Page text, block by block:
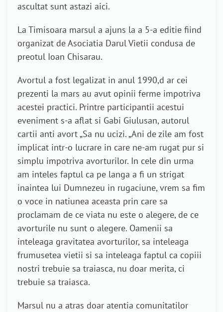
ascultat sunt astazi aici.
La Timisoara marsul a ajuns la a 5-a editie fiind
organizat de Asociatia Darul Vietii condusa de
preotul Ioan Chisarau.
Avortul a fost legalizat in anul 1990,d ar cei
prezenti la mars au avut opinii ferme impotriva
acestei practici. Printre participantii acestui
eveniment s-a aflat si Gabi Giulusan, autorul
cartii anti avort „Sa nu ucizi. „Ani de zile am fost
implicat intr-o lucrare in care ne-am rugat pur si
simplu impotriva avorturilor. In cele din urma
am inteles faptul ca pe langa a fi un strigat
inaintea lui Dumnezeu in rugaciune, vrem sa fim
o voce in natiunea aceasta prin care sa
proclamam de ce viata nu este o alegere, de ce
avorturile nu sunt o alegere. Oamenii sa
inteleaga gravitatea avorturilor, sa inteleaga
frumusetea vietii si sa inteleaga faptul ca copiii
nostri trebuie sa traiasca, nu doar merita, ci
trebuie sa traiasca.
Marsul nu a atras doar atentia comunitatilor